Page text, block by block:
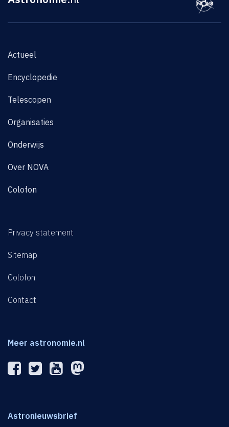
Actueel
Encyclopedie
Telescopen
Organisaties
Onderwijs
Over NOVA
Colofon
Privacy statement
Sitemap
Colofon
Contact
Meer astronomie.nl
Astronieuwsbrief